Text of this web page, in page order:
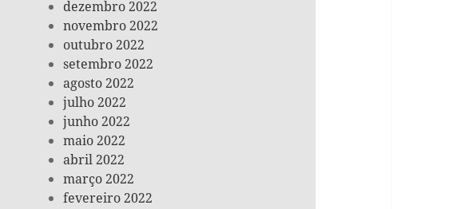
dezembro 2022
novembro 2022
outubro 2022
setembro 2022
agosto 2022
julho 2022
junho 2022
maio 2022
abril 2022
março 2022
fevereiro 2022